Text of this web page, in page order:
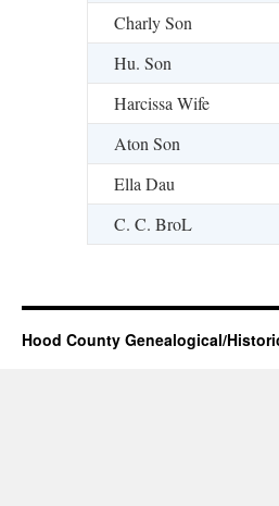
Charly Son
Hu. Son
Harcissa Wife
Aton Son
Ella Dau
C. C. BroL
Hood County Genealogical/